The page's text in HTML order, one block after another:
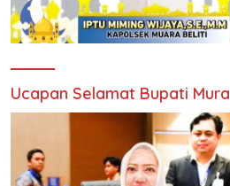
Ucapan Selamat Bupati Mura